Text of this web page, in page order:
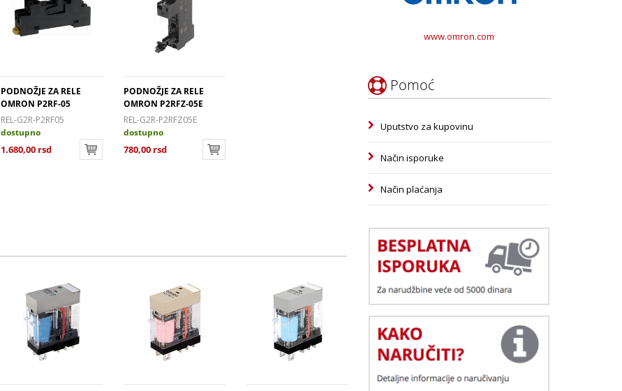
PODNOŽJE ZA RELE
OMRON P2RF-05
REL-G2R-P2RF05
dostupno
1.680,00 rsd
PODNOŽJE ZA RELE
OMRON P2RFZ-05E
REL-G2R-P2RFZ05E
dostupno
780,00 rsd
www.omron.com
Pomoć
Uputstvo za kupovinu
Način isporuke
Način plaćanja